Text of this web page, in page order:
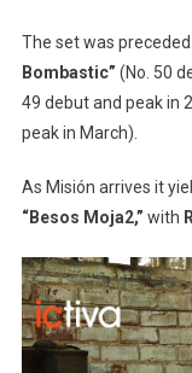
The set was
Bombastic” (No. 50
49 debut and peak in
peak in March).
As Misión arrives it
“Besos Moja2,” with